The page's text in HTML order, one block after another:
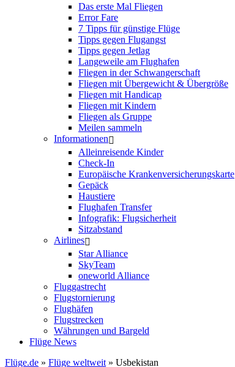
Das erste Mal Fliegen
Error Fare
7 Tipps für günstige Flüge
Tipps gegen Flugangst
Tipps gegen Jetlag
Langeweile am Flughafen
Fliegen in der Schwangerschaft
Fliegen mit Übergewicht & Übergröße
Fliegen mit Handicap
Fliegen mit Kindern
Fliegen als Gruppe
Meilen sammeln
Informationen
Alleinreisende Kinder
Check-In
Europäische Krankenversicherungskarte
Gepäck
Haustiere
Flughafen Transfer
Infografik: Flugsicherheit
Sitzabstand
Airlines
Star Alliance
SkyTeam
oneworld Alliance
Fluggastrecht
Flugstornierung
Flughäfen
Flugstrecken
Währungen und Bargeld
Flüge News
Flüge.de » Flüge weltweit » Usbekistan